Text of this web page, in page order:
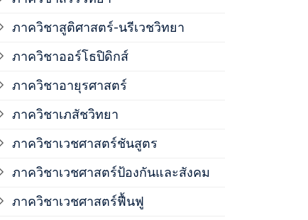
ภาควิชาสูติศาสตร์-นรีเวชวิทยา
ภาควิชาออร์โธปิดิกส์
ภาควิชาอายุรศาสตร์
ภาควิชาเภสัชวิทยา
ภาควิชาเวชศาสตร์ชันสูตร
ภาควิชาเวชศาสตร์ป้องกันและสังคม
ภาควิชาเวชศาสตร์ฟื้นฟู